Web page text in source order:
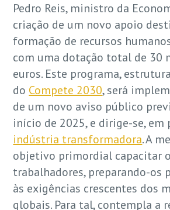
Pedro Reis, ministro da
criação de um novo apoio
formação de recursos
com uma dotação total de 30
euros. Este programa,
do Compete 2030, será
de um novo aviso público
início de 2025, e dirige-se, em
indústria transformadora. A
objetivo primordial capacitar
trabalhadores, preparando-os
às exigências crescentes dos
globais. Para tal, contempla a